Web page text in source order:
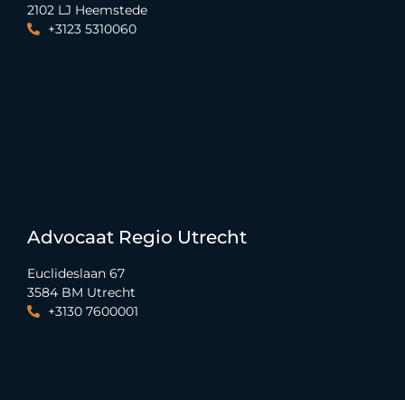
2102 LJ Heemstede
+3123 5310060
Advocaat Regio Utrecht
Euclideslaan 67
3584 BM Utrecht
+3130 7600001